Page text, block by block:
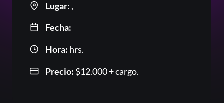
Lugar: ,
Fecha:
Hora: hrs.
Precio: $12.000+ cargo.